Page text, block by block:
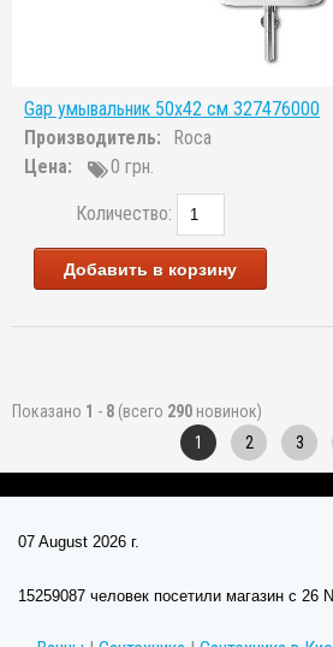
Gap умывальник 50x42 см 327476000
Производитель:
Roca
Цена:
0 грн.
Количество:
Добавить в корзину
Показано 1 - 8 (всего 290 новинок)
1
2 3
07 August 2026 г.
15259087 человек посетили магазин c 26